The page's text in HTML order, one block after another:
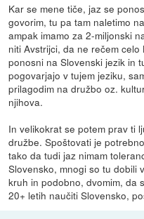
Kar se mene tiče, jaz se
govorim, tu pa tam naletimo
ampak imamo za 2-miljonski
niti Avstrijci, da ne rečem
ponosni na Slovenski jezik in
pogovarjajo v tujem jeziku,
prilagodim na družbo oz.
njihova.
In velikokrat se potem prav ti
družbe. Spoštovati je
tako da tudi jaz nimam
Slovensko, mnogi so tu dobili
kruh in podobno, dvomim, da
20+ letih naučiti Slovensko,